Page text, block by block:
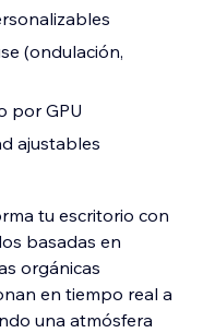
(ondulación,
por GPU
ajustables
tu escritorio con
basadas en
orgánicas
en tiempo real a
una atmósfera